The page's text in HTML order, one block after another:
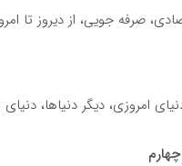
صرفه جویی، از دیروز تا
امروزی، دیگر دنیاها،